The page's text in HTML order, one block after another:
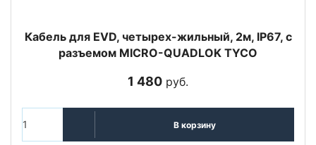
Кабель для EVD, четырех-жильный, 2м, IP67, с
разъемом MICRO-QUADLOK TYCO
1 480 руб.
В корзину